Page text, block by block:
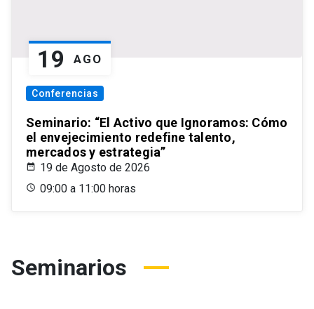
19 AGO
Conferencias
Seminario: “El Activo que Ignoramos: Cómo
el envejecimiento redefine talento,
mercados y estrategia”
19 de Agosto de 2026
09:00 a 11:00 horas
Seminarios